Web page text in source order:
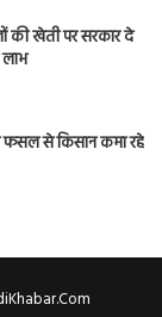
की खेती पर सरकार दे
फसल से किसान कमा रहे